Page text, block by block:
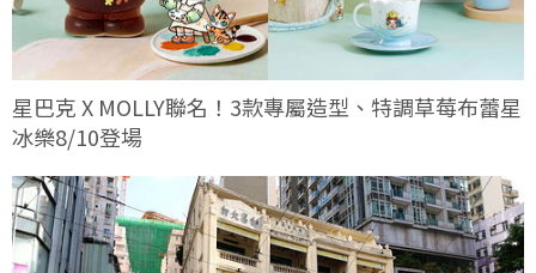
星巴克 X MOLLY聯名！3款專屬造型、特調草莓布蕾星
冰樂8/10登場